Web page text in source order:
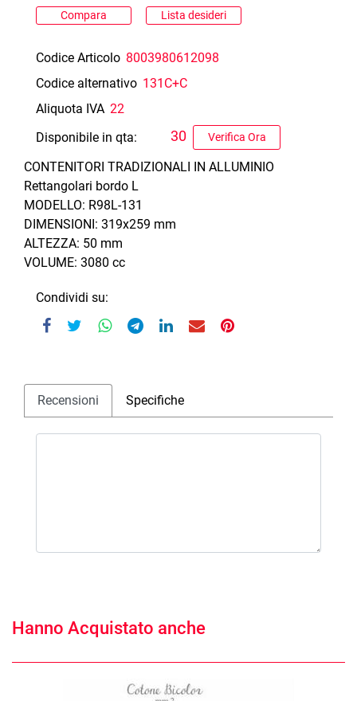
Compara Lista desideri
Codice Articolo 8003980612098
Codice alternativo 131C+C
Aliquota IVA 22
Disponibile in qta:
Verifica Ora
30
CONTENITORI TRADIZIONALI IN ALLUMINIO
Rettangolari bordo L
MODELLO: R98L-131
DIMENSIONI: 319x259 mm
ALTEZZA: 50 mm
VOLUME: 3080 cc
Condividi su:
Recensioni Specifiche
Hanno Acquistato anche